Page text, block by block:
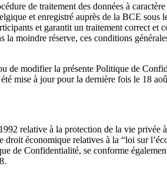
de traitement des données à
et enregistré auprès de la BCE sous
et garantit un traitement correct
la moindre réserve, ces conditions
de modifier la présente Politique de
mise à jour pour la dernière fois le 18
relative à la protection de la vie privée
droit économique relatives à la “loi sur
de Confidentialité, se conforme